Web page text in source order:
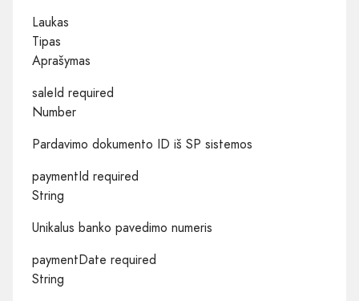
Laukas
Tipas
Aprašymas
saleId required
Number
Pardavimo dokumento ID iš SP sistemos
paymentId required
String
Unikalus banko pavedimo numeris
paymentDate required
String